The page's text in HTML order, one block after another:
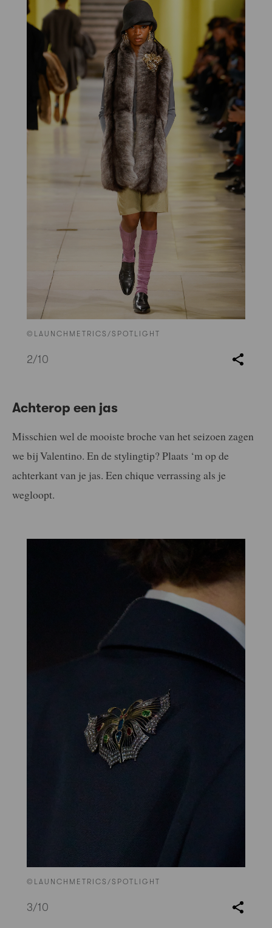
©LAUNCHMETRICS/SPOTLIGHT
2/10
Achterop een jas
Misschien wel de mooiste broche van het seizoen zagen
we bij Valentino. En de stylingtip? Plaats ‘m op de
achterkant van je jas. Een chique verrassing als je
wegloopt.
©LAUNCHMETRICS/SPOTLIGHT
3/10